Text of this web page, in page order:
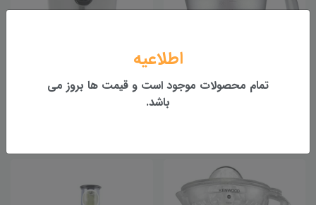
آب مرکبات گیری بوش مدل
آب مرکبات گیری کنوود مدل
اطلاعیه
تمام محصولات موجود است و قیمت ها بروز می
باشد.